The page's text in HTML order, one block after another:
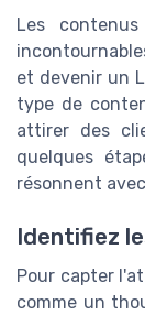
Les
et devenir un
type de
attirer des
quelques
résonnent
Identifiez
Pour capter
comme un